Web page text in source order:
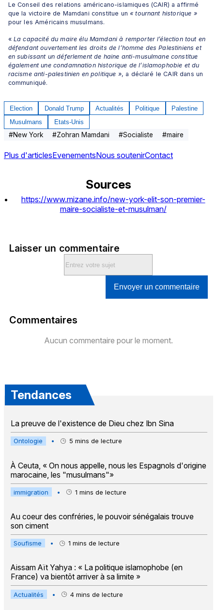
Le Conseil des relations américano-islamiques (CAIR) a affirmé
que la victoire de Mamdani constitue un « tournant historique »
pour les Américains musulmans.
« La capacité du maire élu Mamdani à remporter l’élection tout en
défendant ouvertement les droits de l’homme des Palestiniens et
en subissant un déferlement de haine anti-musulmane constitue
également une condamnation historique de l’islamophobie et du
racisme anti-palestinien en politique », a déclaré le CAIR dans un
communiqué.
Election Donald Trump Actualités Politique
Palestine
Musulmans
Etats-Unis
#New York #Zohran Mamdani #Socialiste #maire
Plus d'articlesEvenementsNous soutenirContact
Sources
https://www.mizane.info/new-york-elit-son-premier-
maire-socialiste-et-musulman/
Laisser un commentaire
Envoyer un commentaire
Commentaires
Aucun commentaire pour le moment.
Tendances
La preuve de l'existence de Dieu chez Ibn Sina
Ontologie • 5 mins de lecture
À Ceuta, « On nous appelle, nous les Espagnols d'origine
marocaine, les "musulmans"»
immigration • 1 mins de lecture
Au coeur des confréries, le pouvoir sénégalais trouve
son ciment
Soufisme • 1 mins de lecture
Aissam Aït Yahya : « La politique islamophobe (en
France) va bientôt arriver à sa limite »
Actualités • 4 mins de lecture